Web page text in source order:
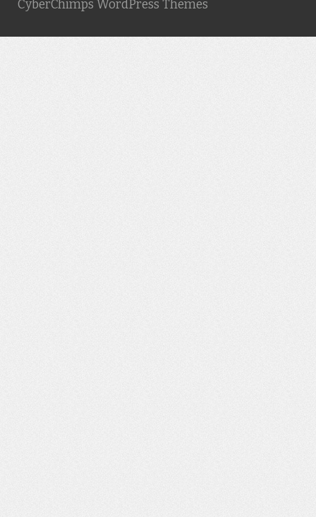
CyberChimps WordPress Themes